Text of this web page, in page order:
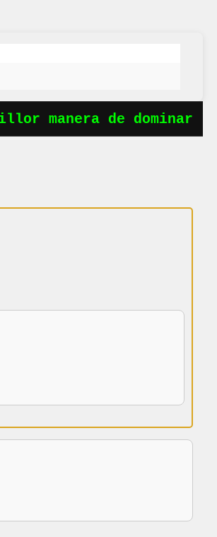
manera de dominar